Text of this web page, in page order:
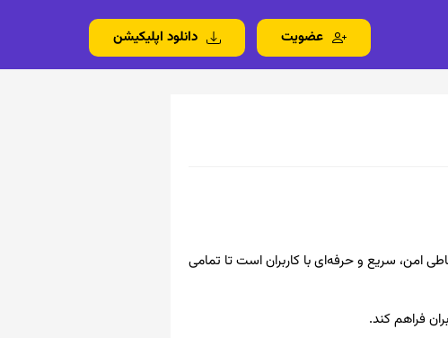
عضویت دانلود اپلیکیشن
امن، سریع و حرفه‌ای با کاربران است تا تمامی
فراهم کند.